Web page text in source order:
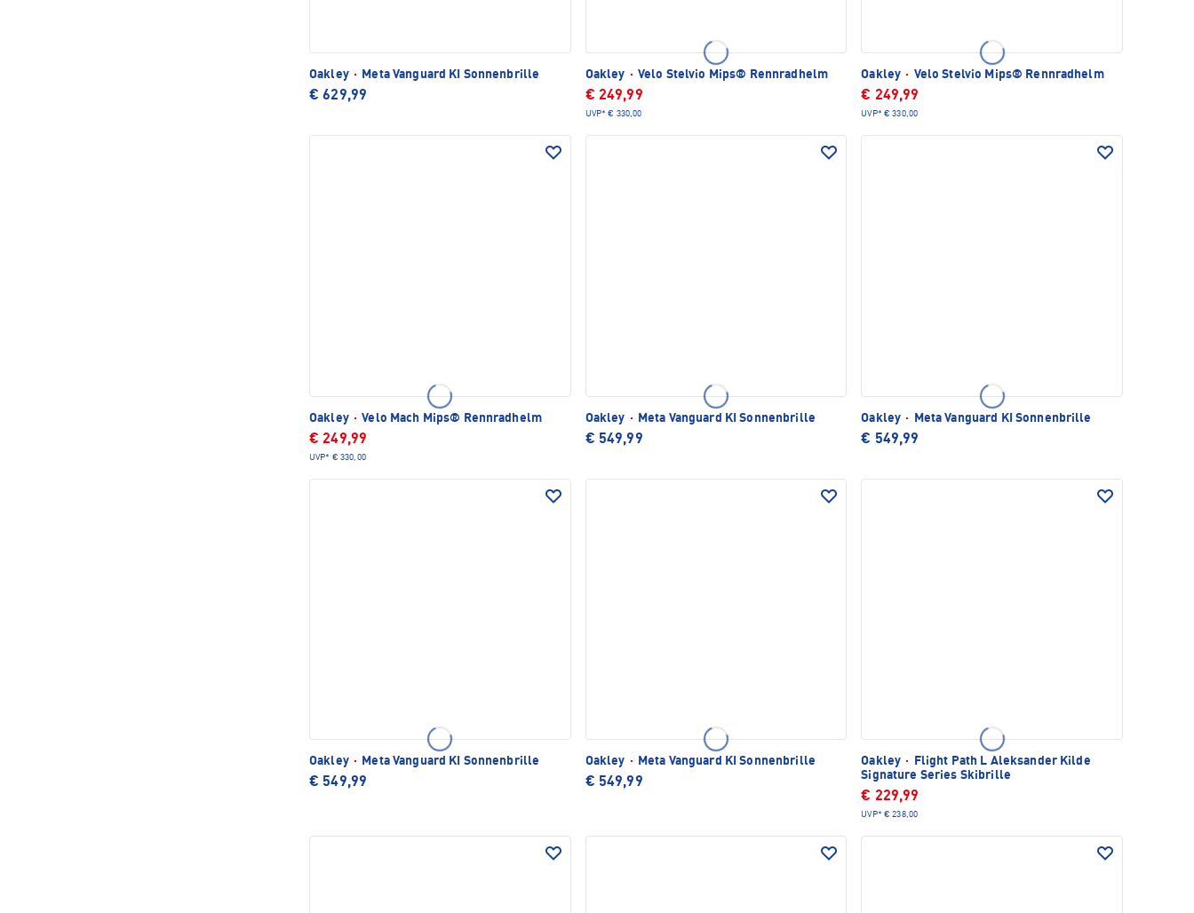
Oakley · Meta Vanguard KI Sonnenbrille
€ 629,99
Oakley · Velo Stelvio Mips® Rennradhelm
€ 249,99
UVP* € 330,00
Oakley · Velo Stelvio Mips® Rennradhelm
€ 249,99
UVP* € 330,00
Oakley · Velo Mach Mips® Rennradhelm
€ 249,99
UVP* € 330,00
Oakley · Meta Vanguard KI Sonnenbrille
€ 549,99
Oakley · Meta Vanguard KI Sonnenbrille
€ 549,99
Oakley · Meta Vanguard KI Sonnenbrille
€ 549,99
Oakley · Meta Vanguard KI Sonnenbrille
€ 549,99
Oakley ·
Flight Path L Aleksander Kilde
Signature Series Skibrille
€ 229,99
UVP* € 238,00